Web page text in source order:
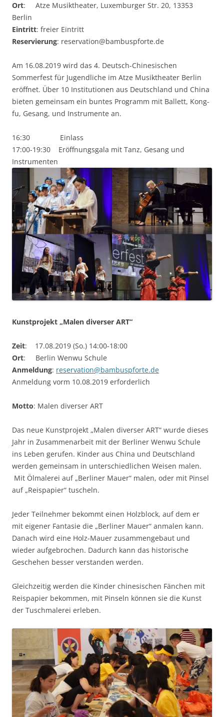
Ort: Atze Musiktheater, Luxemburger Str. 20, 13353
Berlin
Eintritt: freier Eintritt
Reservierung: reservation@bambuspforte.de
Am 16.08.2019 wird das 4. Deutsch-Chinesischen
Sommerfest für Jugendliche im Atze Musiktheater Berlin
eröffnet. Über 10 Institutionen aus Deutschland und China
bieten gemeinsam ein buntes Programm mit Ballett, Kong-
fu, Gesang, und Instrumente an.
16:30 Einlass
17:00-19:30 Eröffnungsgala mit Tanz, Gesang und
Instrumenten
Kunstprojekt „Malen diverser ART“
Zeit: 17.08.2019 (So.) 14:00-18:00
Ort: Berlin Wenwu Schule
Anmeldung: reservation@bambuspforte.de
Anmeldung vorm 10.08.2019 erforderlich
Motto: Malen diverser ART
Das neue Kunstprojekt „Malen diverser ART“ wurde dieses
Jahr in Zusammenarbeit mit der Berliner Wenwu Schule
ins Leben gerufen. Kinder aus China und Deutschland
werden gemeinsam in unterschiedlichen Weisen malen.
Mit Ölmalerei auf „Berliner Mauer“ malen, oder mit Pinsel
auf „Reispapier“ tuscheln.
Jeder Teilnehmer bekommt einen Holzblock, auf dem er
mit eigener Fantasie die „Berliner Mauer“ anmalen kann.
Danach wird eine Holz-Mauer zusammengebaut und
wieder aufgebrochen. Dadurch kann das historische
Geschehen besser verstanden werden.
Gleichzeitig werden die Kinder chinesischen Fänchen mit
Reispapier bekommen, mit Pinseln können sie die Kunst
der Tuschmalerei erleben.